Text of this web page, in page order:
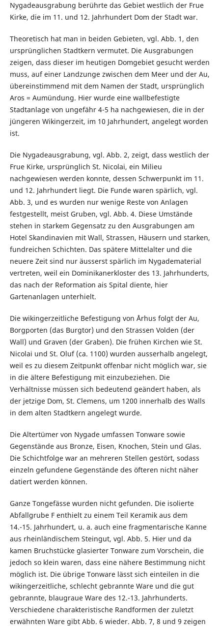
Nygadeausgrabung berührte das Gebiet westlich der Frue
Kirke, die im 11. und 12. Jahrhundert Dom der Stadt war.
Theoretisch hat man in beiden Gebieten, vgl. Abb. 1, den
ursprünglichen Stadtkern vermutet. Die Ausgrabungen
zeigen, dass dieser im heutigen Domgebiet gesucht werden
muss, auf einer Landzunge zwischen dem Meer und der Au,
übereinstimmend mit dem Namen der Stadt, ursprünglich
Aros = Aumündung. Hier wurde eine wallbefestigte
Stadtanlage von ungefähr 4-5 ha nachgewiesen, die in der
jüngeren Wikingerzeit, im 10 Jahrhundert, angelegt worden
ist.
Die Nygadeausgrabung, vgl. Abb. 2, zeigt, dass westlich der
Frue Kirke, ursprünglich St. Nicolai, ein Milieu
nachgewiesen werden konnte, dessen Schwerpunkt im 11.
und 12. Jahrhundert liegt. Die Funde waren spärlich, vgl.
Abb. 3, und es wurden nur wenige Reste von Anlagen
festgestellt, meist Gruben, vgl. Abb. 4. Diese Umstände
stehen in starkem Gegensatz zu den Ausgrabungen am
Hotel Skandinavien mit Wall, Strassen, Häusern und starken,
fundreichen Schichten. Das spätere Mittelalter und die
neuere Zeit sind nur äusserst spärlich im Nygadematerial
vertreten, weil ein Dominikanerkloster des 13. Jahrhunderts,
das nach der Reformation ais Spital diente, hier
Gartenanlagen unterhielt.
Die wikingerzeitliche Befestigung von Århus folgt der Au,
Borgporten (das Burgtor) und den Strassen Volden (der
Wall) und Graven (der Graben). Die frühen Kirchen wie St.
Nicolai und St. Oluf (ca. 1100) wurden ausserhalb angelegt,
weil es zu diesem Zeitpunkt offenbar nicht möglich war, sie
in die ältere Befestigung mit einzubeziehen. Die
Verhältnisse müssen sich bedeutend geändert haben, als
der jetzige Dom, St. Clemens, um 1200 innerhalb des Walls
in dem alten Stadtkern angelegt wurde.
Die Altertümer von Nygade umfassen Tonware sowie
Gegenstände aus Bronze, Eisen, Knochen, Stein und Glas.
Die Schichtfolge war an mehreren Stellen gestört, sodass
einzeln gefundene Gegenstände des öfteren nicht näher
datiert werden können.
Ganze Tongefässe wurden nicht gefunden. Die isolierte
Abfallgrube F enthielt zu einem Teil Keramik aus dem
14.-15. Jahrhundert, u. a. auch eine fragmentarische Kanne
aus rheinländischem Steingut, vgl. Abb. 5. Hier und da
kamen Bruchstücke glasierter Tonware zum Vorschein, die
jedoch so klein waren, dass eine nähere Bestimmung nicht
möglich ist. Die übrige Tonware lässt sich einteilen in die
wikingerzeitliche, schlecht gebrannte Ware und die gut
gebrannte, blaugraue Ware des 12.-13. Jahrhunderts.
Verschiedene charakteristische Randformen der zuletzt
erwähnten Ware gibt Abb. 6 wieder. Abb. 7, 8 und 9 zeigen